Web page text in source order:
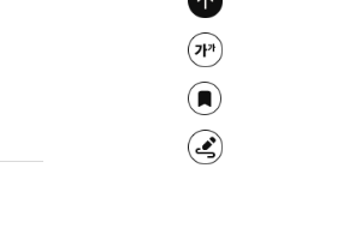
위
로
가
기
글
자
크
기
북
마
형